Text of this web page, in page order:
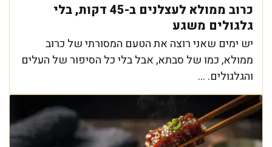
כרוב ממולא לעצלנים ב-45 דקות, בלי
גלגולים משגע
יש ימים שאני רוצה את הטעם המסורתי של כרוב
ממולא, כמו של סבתא, אבל בלי כל הסיפור של העלים
והגלגולים. ...